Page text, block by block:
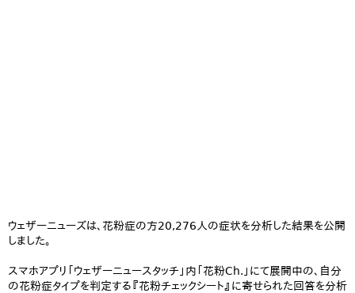
ウェザーニューズは、花粉症の方20,276人の症状を分析した結果を公開
しました。
スマホアプリ「ウェザーニュースタッチ」内「花粉Ch.」にて展開中の、自分
の花粉症タイプを判定する『花粉チェックシート』に寄せられた回答を分析